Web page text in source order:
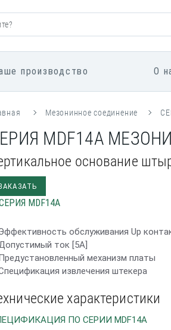
производство О
Мезонинное соединение
MDF14A
основание
обслуживания Up
ток [5A]
механизм платы
извлечения штекера
характеристики
ПО СЕРИИ MDF14A